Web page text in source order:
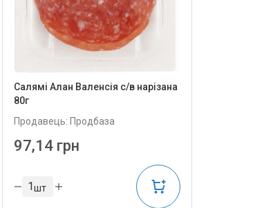
Салямі Алан Валенсія с/в нарізана
80г
Продавець: Продбаза
97,14 грн
шт